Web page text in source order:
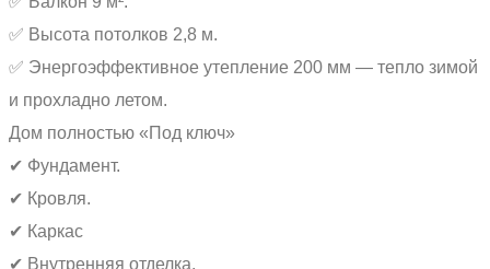
✅ Высота потолков 2,8 м.
✅ Энергоэффективное утепление 200 мм — тепло зимой
и прохладно летом.
Дом полностью «Под ключ»
✔ Фундамент.
✔ Кровля.
✔ Каркас
✔ Внутренняя отделка.